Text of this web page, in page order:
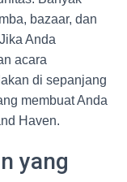
bazaar, dan
Anda
acara
di sepanjang
membuat Anda
Haven.
yang